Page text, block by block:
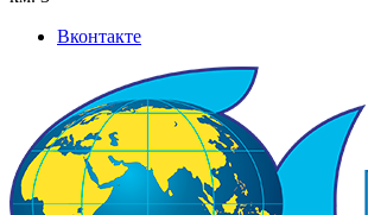
Вконтакте